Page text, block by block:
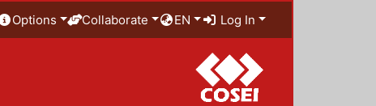
Options Collaborate EN Log In